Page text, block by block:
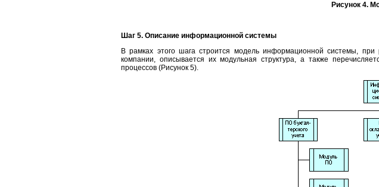
Рисунок 4.
Шаг 5. Описание информационной системы
В рамках этого шага строится модель информационной системы,
компании, описывается их модульная структура, а также
процессов (Рисунок 5).